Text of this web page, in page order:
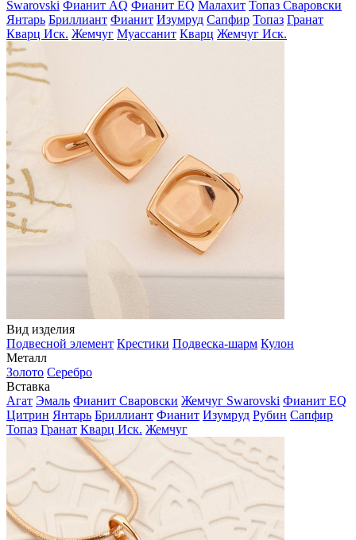
Swarovski Фианит AQ Фианит EQ Малахит Топаз Сваровски
Янтарь Бриллиант Фианит Изумруд Сапфир Топаз Гранат
Кварц Иск. Жемчуг Муассанит Кварц Жемчуг Иск.
Вид изделия
Подвесной элемент Крестики Подвеска-шарм Кулон
Металл
Золото Серебро
Вставка
Агат Эмаль Фианит Сваровски Жемчуг Swarovski Фианит EQ
Цитрин Янтарь Бриллиант Фианит Изумруд Рубин Сапфир
Топаз Гранат Кварц Иск. Жемчуг